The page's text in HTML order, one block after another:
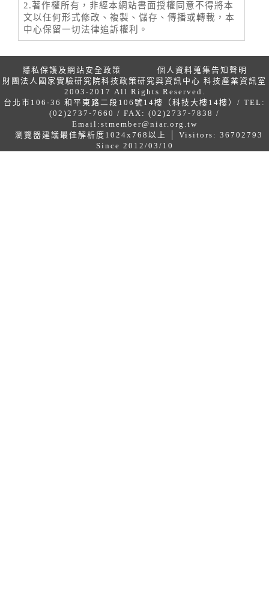
2.著作權所有，非經本網站書面授權同意不得將本
文以任何形式修改、複製、儲存、傳播或轉載，本
中心保留一切法律追訴權利。
隱私保護及網站安全政策
個人資料蒐集告知聲明
財團法人國家實驗研究院科技政策研究與資訊中心 科技產業資訊室
2003-2017 All Rights Reserved.
台北市106-36 和平東路二段106號14樓（科技大樓14樓）/ TEL:
(02)2737-7660 / FAX: (02)2737-7838 /
Email: stmember@niar.org.tw
瀏覽器建議最佳解析度1024x768以上 │ Visitors: 36702793
Since 2012/03/10